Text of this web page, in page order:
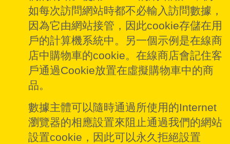
如每次訪問網站時都不必輸入訪問數據，
因為它由網站接管，因此cookie存儲在用
戶的計算機系統中。另一個示例是在線商
店中購物車的cookie。在線商店會記住客
戶通過Cookie放置在虛擬購物車中的商
品。
數據主體可以隨時通過所使用的Internet
瀏覽器的相應設置來阻止通過我們的網站
設置cookie，因此可以永久拒絕設置